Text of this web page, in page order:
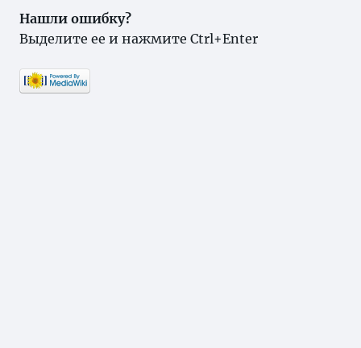
Нашли ошибку?
Выделите ее и нажмите Ctrl+Enter